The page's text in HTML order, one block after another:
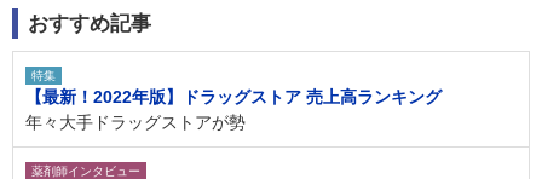
おすすめ記事
特集
【最新！2022年版】ドラッグストア 売上高ランキング
年々大手ドラッグストアが勢
薬剤師インタビュー